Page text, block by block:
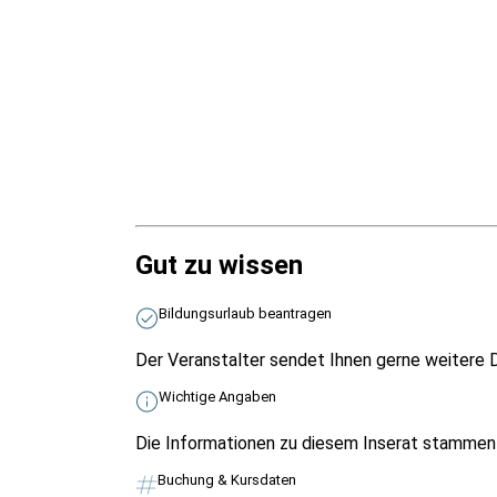
Gut zu wissen
Bildungsurlaub beantragen
Der Veranstalter sendet Ihnen gerne weitere
Wichtige Angaben
Die Informationen zu diesem Inserat
Buchung & Kursdaten